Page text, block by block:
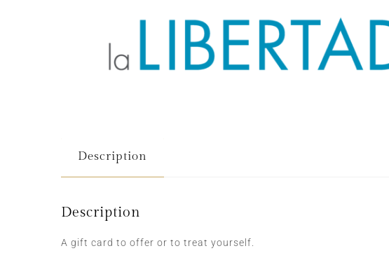
Description
Description
A gift card to offer or to treat yourself.